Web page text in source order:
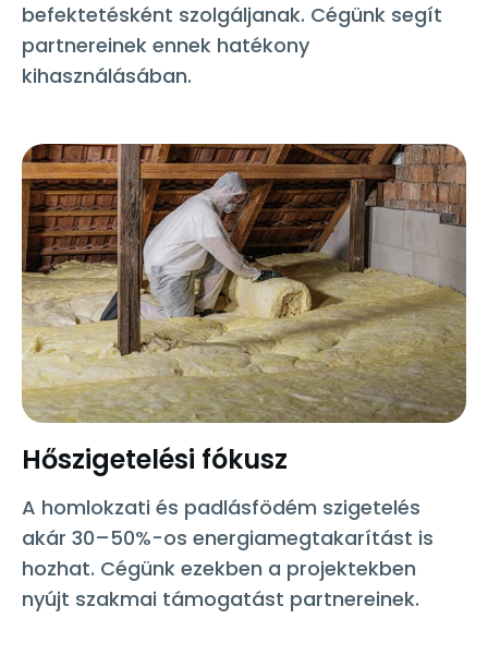
befektetésként szolgáljanak. Cégünk segít
partnereinek ennek hatékony
kihasználásában.
Hőszigetelési fókusz
A homlokzati és padlásfödém szigetelés
akár 30–50%-os energiamegtakarítást is
hozhat. Cégünk ezekben a projektekben
nyújt szakmai támogatást partnereinek.